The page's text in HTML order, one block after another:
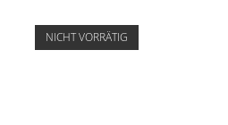
NICHT VORRÄTIG